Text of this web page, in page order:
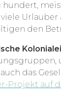
hundert,
Urlauber
den
das
Projekt auf